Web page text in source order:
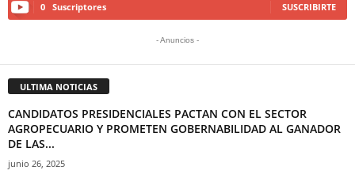
0 Suscriptores SUSCRIBIRTE
- Anuncios -
ULTIMA NOTICIAS
CANDIDATOS PRESIDENCIALES PACTAN CON EL SECTOR
AGROPECUARIO Y PROMETEN GOBERNABILIDAD AL GANADOR
DE LAS...
junio 26, 2025